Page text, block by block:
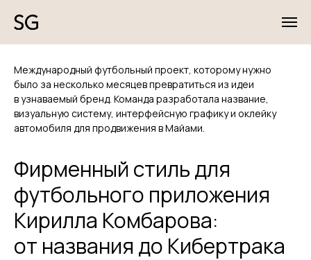
Международный футбольный проект, которому нужно
было за несколько месяцев превратиться из идеи
в узнаваемый бренд. Команда разработала название,
визуальную систему, интерфейсную графику и оклейку
автомобиля для продвижения в Майами.
Фирменный стиль для
футбольного приложения
Кирилла Комбарова:
от названия до Кибертрака